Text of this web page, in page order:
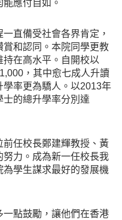
應付自如。
直備受社會各界肯定，
和認同。本院同學更教
持在高水平。自開校以
，其中愈七成人升讀
率更為驕人。以2013年
的總升學率分別達
任校長鄭建輝教授、黃
力。成為新一任校長我
學生謀求最好的發展機
點鼓勵，讓他們在香港